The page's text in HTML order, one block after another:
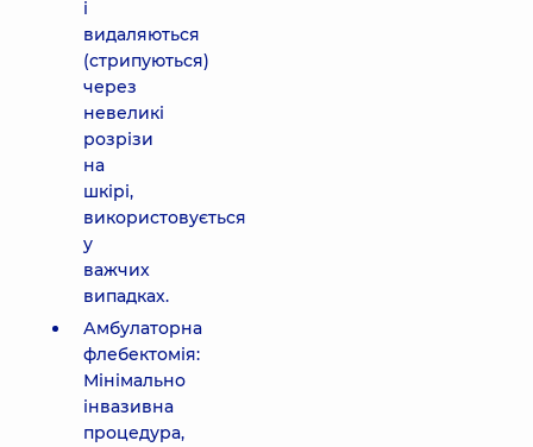
і
видаляються
(стрипуються)
через
невеликі
розрізи
на
шкірі,
використовується
у
важчих
випадках.
Амбулаторна
флебектомія:
Мінімально
інвазивна
процедура,